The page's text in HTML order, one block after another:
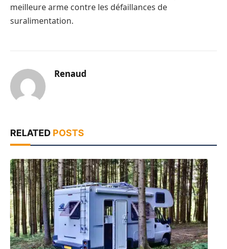
meilleure arme contre les défaillances de
suralimentation.
Renaud
RELATED POSTS